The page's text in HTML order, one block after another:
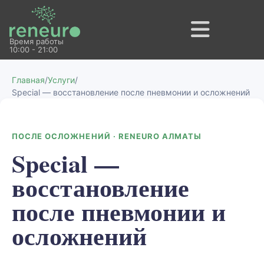
Время работы
10:00 - 21:00
Главная/Услуги/
Special — восстановление после пневмонии и осложнений
ПОСЛЕ ОСЛОЖНЕНИЙ · RENEURO АЛМАТЫ
Special —
восстановление
после пневмонии и
осложнений